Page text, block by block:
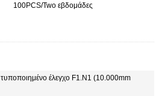
100PCS/Two εβδομάδες
έλεγχο F1.N1 (10.000mm